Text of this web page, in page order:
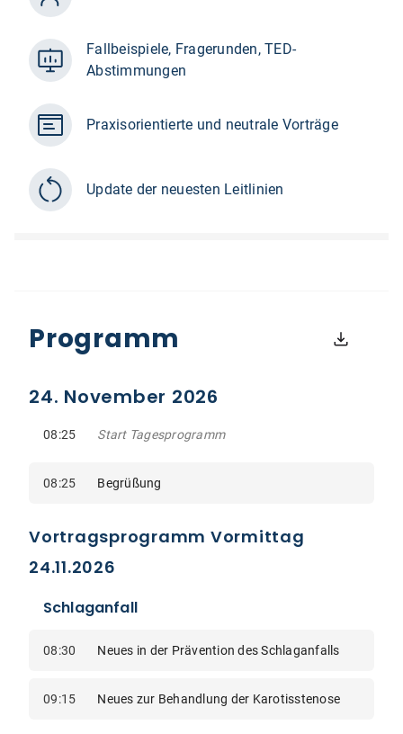
Fallbeispiele, Fragerunden, TED-
Abstimmungen
Praxisorientierte und neutrale Vorträge
Update der neuesten Leitlinien
Programm
24. November 2026
08:25 Start Tagesprogramm
08:25 Begrüßung
Vortragsprogramm Vormittag
24.11.2026
Schlaganfall
08:30 Neues in der Prävention des Schlaganfalls
09:15 Neues zur Behandlung der Karotisstenose